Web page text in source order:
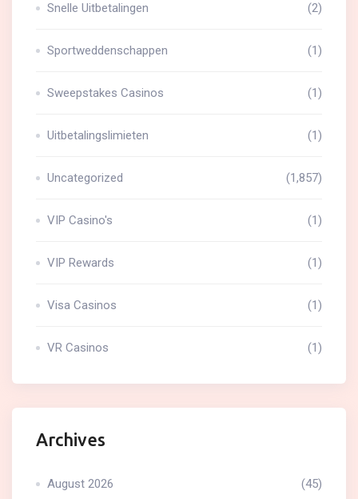
Snelle Uitbetalingen (2)
Sportweddenschappen (1)
Sweepstakes Casinos (1)
Uitbetalingslimieten (1)
Uncategorized (1,857)
VIP Casino's (1)
VIP Rewards (1)
Visa Casinos (1)
VR Casinos (1)
Archives
August 2026 (45)